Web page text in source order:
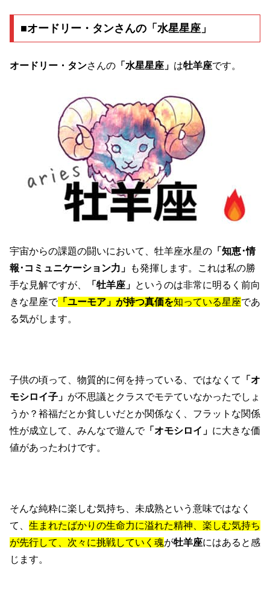
■オードリー・タンさんの「水星星座」
オードリー・タンさんの 「水星星座」 は牡羊座です。
宇宙からの課題の闘いにおいて、牡羊座水星の 「知恵･情
報･コミュニケーション力」
も発揮します。これは私の勝
手な見解ですが、
「牡羊座」 というのは非常に明るく前向
きな星座で 「ユーモア」が持つ真価を知っている星座であ
る気がします。
子供の頃って、物質的に何を持っている、ではなくて
「オ
モシロイ子」 が不思議とクラスでモテていなかったでしょ
うか？裕福だとか貧しいだとか関係なく、フラットな関係
性が成立して、みんなで遊んで「オモシロイ」 に大きな価
値があったわけです。
そんな純粋に楽しむ気持ち、未成熟という意味ではなく
て、 生まれたばかりの生命力に溢れた精神、楽しむ気持ち
が先行して、次々に挑戦していく魂が牡羊座にはあると感
じます。